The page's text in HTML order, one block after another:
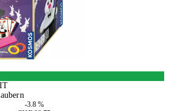
-3.8 %